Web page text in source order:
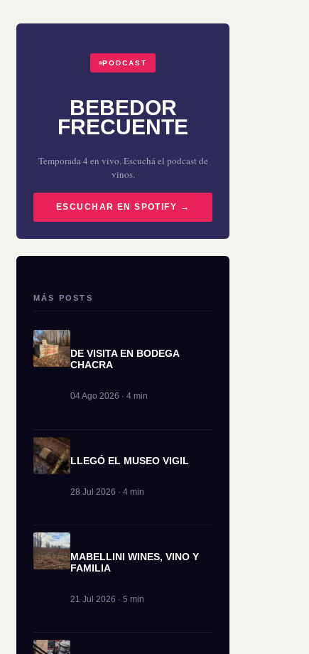
PODCAST
BEBEDOR
FRECUENTE
Temporada 4 en vivo. Escuchá el podcast de
vinos.
ESCUCHAR EN SPOTIFY →
MÁS POSTS
DE VISITA EN BODEGA
CHACRA
04 Ago 2026 · 4 min
LLEGÓ EL MUSEO VIGIL
28 Jul 2026 · 4 min
MABELLINI WINES, VINO Y
FAMILIA
21 Jul 2026 · 5 min